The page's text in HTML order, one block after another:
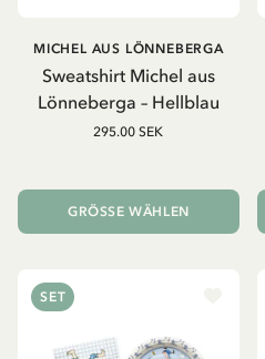
Sweatshirt Michel aus
Lönneberga – Hellblau
MICHEL AUS LÖNNEBERGA
295.00 SEK
GRÖSSE WÄHLEN
SET